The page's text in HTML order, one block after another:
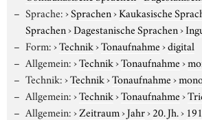
Sprache:›Sprachen›Kaukasische
Sprachen›Dagestanische Sprachen›
Form:›Technik›Tonaufnahme›digital
Allgemein:›Technik›Tonaufnahme›
Technik:›Technik›Tonaufnahme›
Allgemein:›Technik›Tonaufnahme›
Allgemein:›Zeitraum›Jahr›20. Jh.›